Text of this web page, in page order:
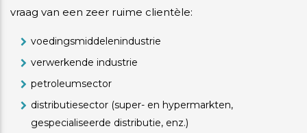
vraag van een zeer ruime clientèle:
voedingsmiddelenindustrie
verwerkende industrie
petroleumsector
distributiesector (super- en hypermarkten,
gespecialiseerde distributie, enz.)